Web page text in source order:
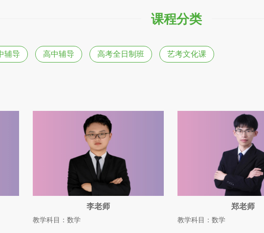
课程分类
辅导 高中辅导 高考全日制班 艺考文化课
李老师
教学科目：数学
郑老师
教学科目：数学